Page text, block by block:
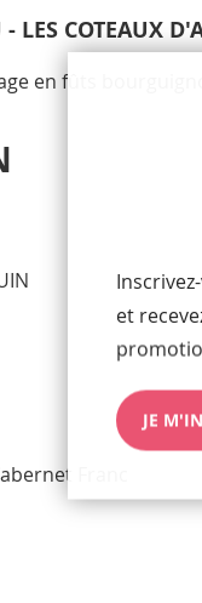
LES COTEAUX
en fûts
Franc
et
JE